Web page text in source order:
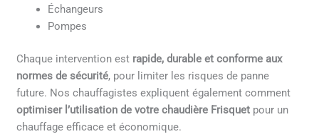
Échangeurs
Pompes
Chaque intervention est rapide, durable et conforme aux
normes de sécurité, pour limiter les risques de panne
future. Nos chauffagistes expliquent également comment
optimiser l’utilisation de votre chaudière Frisquet pour un
chauffage efficace et économique.